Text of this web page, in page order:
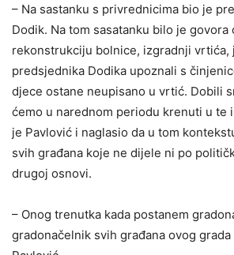
– Na sastanku s privrednicima bio je
Dodik. Na tom sasatanku bilo je govora
rekonstrukciju bolnice, izgradnji vrtića,
predsjednika Dodika upoznali s
djece ostane neupisano u vrtić. Dobili
ćemo u narednom periodu krenuti u te
je Pavlović i naglasio da u tom
svih građana koje ne dijele ni po
drugoj osnovi.
– Onog trenutka kada postanem
gradonačelnik svih građana ovog